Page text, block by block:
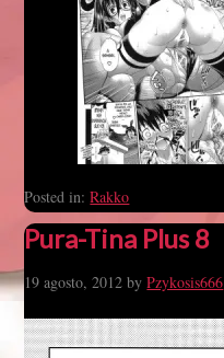
Posted in:Rakko
Pura-Tina Plus 8
19 agosto, 2012 byPzykosis666